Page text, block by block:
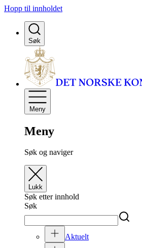
Hopp til innholdet
Søk
Meny
Meny
Søk og naviger
Lukk
Søk etter innhold
Søk
Aktuelt